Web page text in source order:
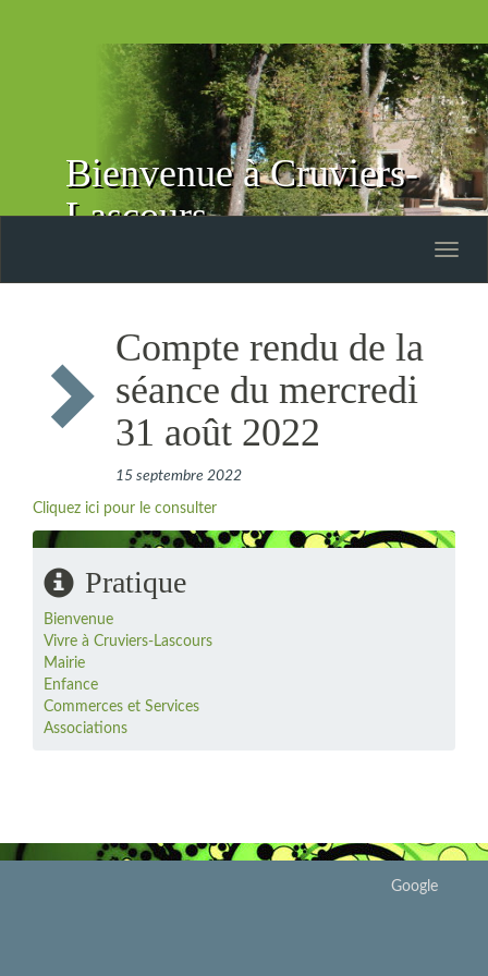
Bienvenue à Cruviers-
Lascours
Toggle
Compte rendu de la
séance du mercredi
31 août 2022
15 septembre 2022
Cliquez ici pour le consulter
Pratique
Bienvenue
Vivre à Cruviers-Lascours
Mairie
Enfance
Commerces et Services
Associations
Google